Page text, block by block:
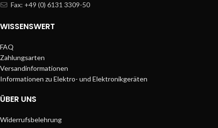
Fax: +49 (0) 6131 3309-50
WISSENSWERT
FAQ
Zahlungsarten
Versandinformationen
Informationen zu Elektro- und Elektronikgeräten
ÜBER UNS
Widerrufsbelehrung